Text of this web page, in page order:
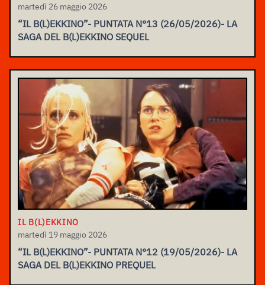
martedì 26 maggio 2026
“IL B(L)EKKINO”- PUNTATA N°13 (26/05/2026)- LA
SAGA DEL B(L)EKKINO SEQUEL
IL B(L)EKKINO
martedì 19 maggio 2026
“IL B(L)EKKINO”- PUNTATA N°12 (19/05/2026)- LA
SAGA DEL B(L)EKKINO PREQUEL